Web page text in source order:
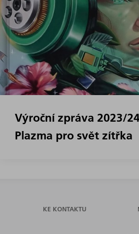
Výroční zpráva 2023/
Plazma pro svět zítřka
KE KONTAKTU